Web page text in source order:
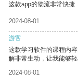
这款app的物流非常快捷
2024-08-01
游客
这款学习软件的课程内
解非常生动，让我能够轻
2024-08-01